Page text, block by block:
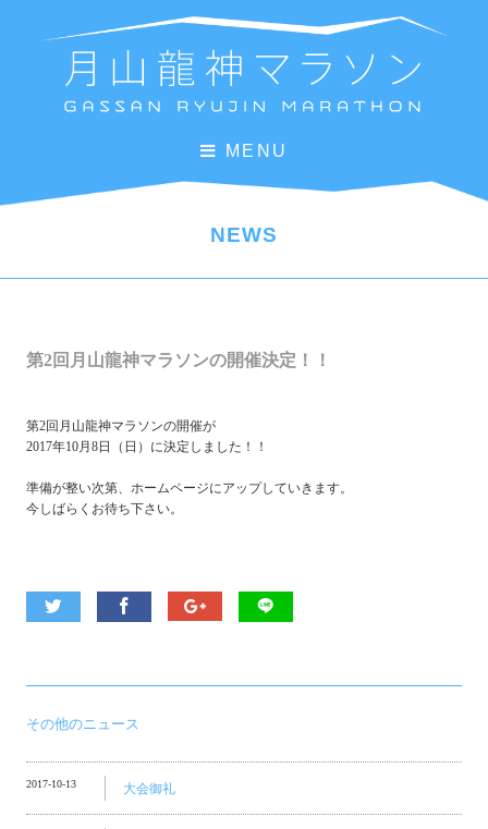
MENU
NEWS
第2回月山龍神マラソンの開催決定！！
第2回月山龍神マラソンの開催が
2017年10月8日（日）に決定しました！！
準備が整い次第、ホームページにアップしていきます。
今しばらくお待ち下さい。
その他のニュース
2017-10-13 大会御礼